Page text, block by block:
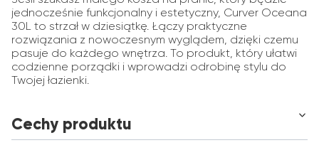
jednocześnie funkcjonalny i estetyczny, Curver Oceana
30L to strzał w dziesiątkę. Łączy praktyczne
rozwiązania z nowoczesnym wyglądem, dzięki czemu
pasuje do każdego wnętrza. To produkt, który ułatwi
codzienne porządki i wprowadzi odrobinę stylu do
Twojej łazienki.
Cechy produktu